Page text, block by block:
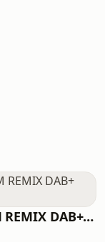
PLAYFM REMIX DAB+ BCN